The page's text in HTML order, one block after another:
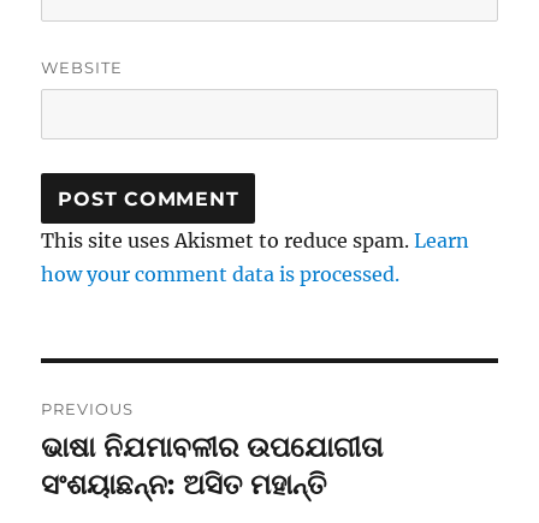
WEBSITE
This site uses Akismet to reduce spam.Learn
how your comment data is processed.
navigation
PREVIOUS
Previous
post:
ଭାଷା ନିଯମାବଳୀର ଉପଯୋଗୀତା
ସଂଶୟାଛନ୍ନ: ଅସିତ ମହାନ୍ତି